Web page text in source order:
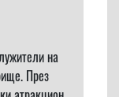
на
През